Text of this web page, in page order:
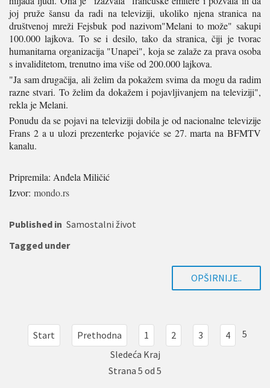
joj pruže šansu da radi na televiziji, ukoliko njena stranica na
društvenoj mreži Fejsbuk pod nazivom"Melani to može" sakupi
100.000 lajkova. To se i desilo, tako da stranica, čiji je tvorac
humanitarna organizacija "Unapei", koja se zalaže za prava osoba
s invaliditetom, trenutno ima više od 200.000 lajkova.
"Ja sam drugačija, ali želim da pokažem svima da mogu da radim
razne stvari. To želim da dokažem i pojavljivanjem na televiziji",
rekla je Melani.
Ponudu da se pojavi na televiziji dobila je od nacionalne televizije
Frans 2 a u ulozi prezenterke pojaviće se 27. marta na BFMTV
kanalu.
Pripremila: Anđela Miličić
Izvor: mondo.rs
Published in Samostalni život
Tagged under
OPŠIRNIJE..
Start Prethodna 1 2 3 4
5
Sledeća Kraj
Strana 5 od 5